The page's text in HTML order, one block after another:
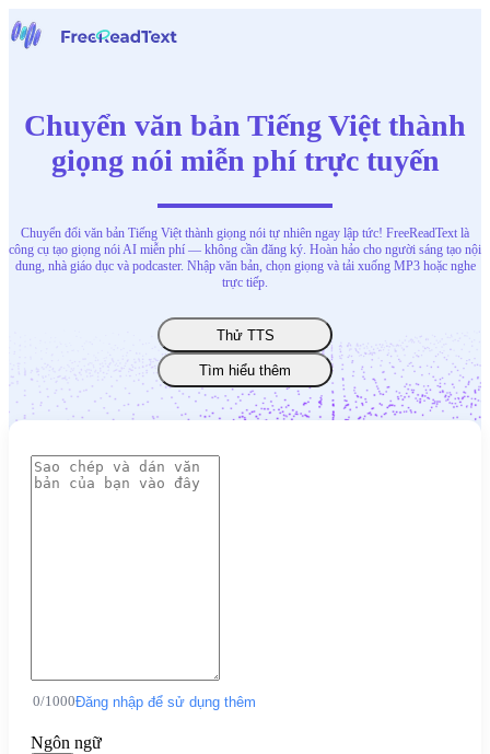
Công cụ
Tin tức
Bảng giá
Tiếng Việt
Chuyển văn bản Tiếng Việt thành
giọng nói miễn phí trực tuyến
Chuyển đổi văn bản Tiếng Việt thành giọng nói tự nhiên ngay lập tức! FreeReadText là
công cụ tạo giọng nói AI miễn phí — không cần đăng ký. Hoàn hảo cho người sáng tạo nội
dung, nhà giáo dục và podcaster. Nhập văn bản, chọn giọng và tải xuống MP3 hoặc nghe
trực tiếp.
Thử TTS
Tìm hiểu thêm
0/1000Đăng nhập để sử dụng thêm
Ngôn ngữ